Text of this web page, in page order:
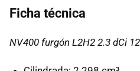
Ficha técnica
NV400 furgón L2H2 2.3 dCi